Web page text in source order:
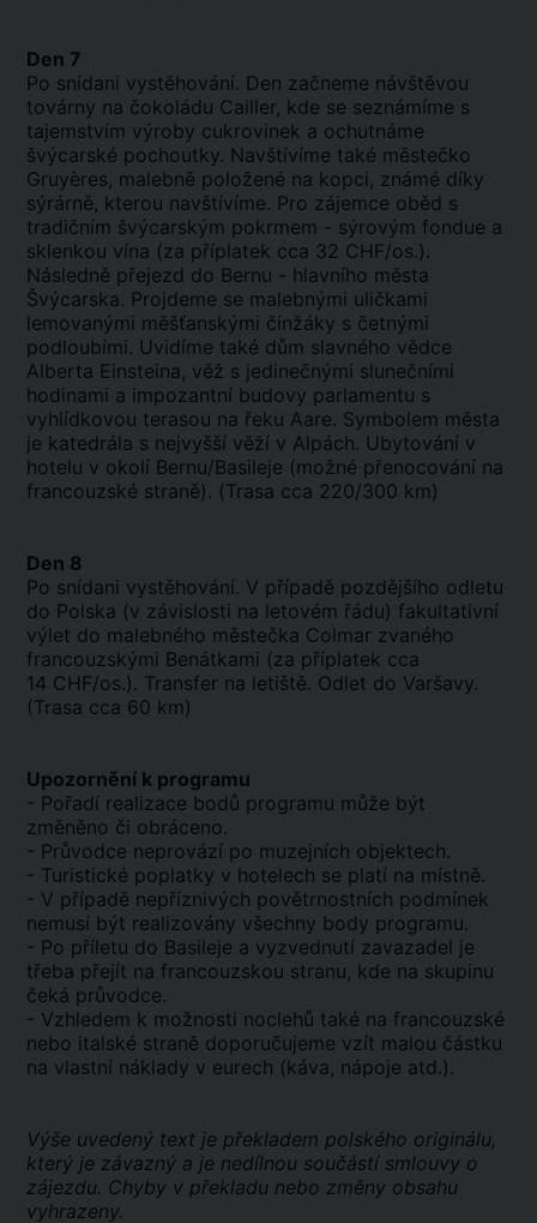
Den 7
Po snídani vystěhování. Den začneme návštěvou
továrny na čokoládu Cailler, kde se seznámíme s
tajemstvím výroby cukrovinek a ochutnáme
švýcarské pochoutky. Navštívíme také městečko
Gruyères, malebně položené na kopci, známé díky
sýrárně, kterou navštívíme. Pro zájemce oběd s
tradičním švýcarským pokrmem - sýrovým fondue a
sklenkou vína (za příplatek cca 32 CHF/os.).
Následně přejezd do Bernu - hlavního města
Švýcarska. Projdeme se malebnými uličkami
lemovanými měšťanskými činžáky s četnými
podloubími. Uvidíme také dům slavného vědce
Alberta Einsteina, věž s jedinečnými slunečními
hodinami a impozantní budovy parlamentu s
vyhlídkovou terasou na řeku Aare. Symbolem města
je katedrála s nejvyšší věží v Alpách. Ubytování v
hotelu v okolí Bernu/Basileje (možné přenocování na
francouzské straně). (Trasa cca 220/300 km)
Den 8
Po snídani vystěhování. V případě pozdějšího odletu
do Polska (v závislosti na letovém řádu) fakultativní
výlet do malebného městečka Colmar zvaného
francouzskými Benátkami (za příplatek cca
14 CHF/os.). Transfer na letiště. Odlet do Varšavy.
(Trasa cca 60 km)
Upozornění k programu
- Pořadí realizace bodů programu může být
změněno či obráceno.
- Průvodce neprovází po muzejních objektech.
- Turistické poplatky v hotelech se platí na místně.
- V případě nepříznivých povětrnostních podmínek
nemusí být realizovány všechny body programu.
- Po příletu do Basileje a vyzvednutí zavazadel je
třeba přejít na francouzskou stranu, kde na skupinu
čeká průvodce.
- Vzhledem k možnosti noclehů také na francouzské
nebo italské straně doporučujeme vzít malou částku
na vlastní náklady v eurech (káva, nápoje atd.).
Výše uvedený text je překladem polského originálu,
který je závazný a je nedílnou součástí smlouvy o
zájezdu. Chyby v překladu nebo změny obsahu
vyhrazeny.